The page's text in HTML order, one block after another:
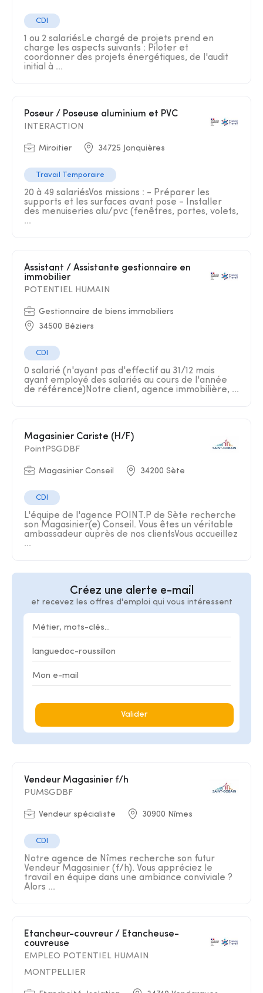
CDI
1 ou 2 salariésLe chargé de projets prend en
charge les aspects suivants : Piloter et
coordonner des projets énergétiques, de l'audit
initial à ...
Poseur / Poseuse aluminium et PVC
INTERACTION
Miroitier 34725 Jonquières
Travail Temporaire
20 à 49 salariésVos missions : - Préparer les
supports et les surfaces avant pose - Installer
des menuiseries alu/pvc (fenêtres, portes, volets,
...
Assistant / Assistante gestionnaire en
immobilier
POTENTIEL HUMAIN
Gestionnaire de biens immobiliers
34500 Béziers
CDI
0 salarié (n'ayant pas d'effectif au 31/12 mais
ayant employé des salariés au cours de l'année
de référence)Notre client, agence immobilière, ...
Magasinier Cariste (H/F)
PointPSGDBF
Magasinier Conseil 34200 Sète
CDI
L'équipe de l'agence POINT.P de Sète recherche
son Magasinier(e) Conseil. Vous êtes un véritable
ambassadeur auprès de nos clientsVous accueillez
...
Créez une alerte e-mail
et recevez les offres d'emploi qui vous intéressent
Valider
Vendeur Magasinier f/h
PUMSGDBF
Vendeur spécialiste 30900 Nîmes
CDI
Notre agence de Nîmes recherche son futur
Vendeur Magasinier (f/h). Vous appréciez le
travail en équipe dans une ambiance conviviale ?
Alors ...
Etancheur-couvreur / Etancheuse-
couvreuse
EMPLEO POTENTIEL HUMAIN
MONTPELLIER